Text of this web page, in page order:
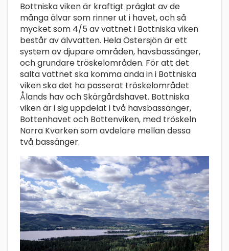
Bottniska viken är kraftigt präglat av de
många älvar som rinner ut i havet, och så
mycket som 4/5 av vattnet i Bottniska viken
består av älvvatten. Hela Östersjön är ett
system av djupare områden, havsbassänger,
och grundare tröskelområden. För att det
salta vattnet ska komma ända in i Bottniska
viken ska det ha passerat tröskelområdet
Ålands hav och Skärgårdshavet. Bottniska
viken är i sig uppdelat i två havsbassänger,
Bottenhavet och Bottenviken, med tröskeln
Norra Kvarken som avdelare mellan dessa
två bassänger.